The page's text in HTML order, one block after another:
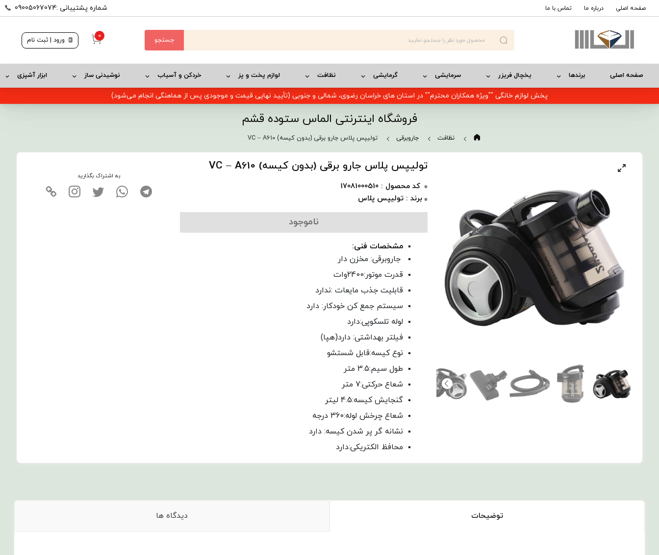
صفحه اصلی درباره ما تماس با ما شماره پشتیبانی :09005067074
جستجو 0 ورود | ثبت نام
صفحه اصلی برندها یخچال فریزر سرمایشی گرمایشی نظافت لوازم پخت و پز خردکن و آسیاب نوشیدنی ساز ابزار آشپزی
پخش لوازم خانگی ""ویژه همکاران محترم"" در استان های خراسان رضوی، شمالی و جنوبی (تأیید نهایی قیمت و موجودی پس از هماهنگی انجام می‌شود)
فروشگاه اینترنتی الماس ستوده قشم
نظافت جاروبرقی تولیپس پلاس جارو برقی (بدون کیسه) VC – A610
تولیپس پلاس جارو برقی (بدون کیسه) VC – A610
کد محصول : 17081000510
برند : تولیپس پلاس
ناموجود
مشخصات فنی:
جاروبرقی: مخزن دار
قدرت موتور:2400وات
قابلیت جذب مایعات :ندارد
سیستم جمع کن خودکار: دارد
لوله تلسکوپی:دارد
فیلتر بهداشتی: دارد(هپا)
نوع کیسه:قابل شستشو
طول سیم:3.5 متر
شعاع حرکتی:7 متر
گنجایش کیسه:4.5 لیتر
شعاع چرخش لوله:360 درجه
نشانه گر پر شدن کیسه: دارد
محافظ الکتریکی:دارد
به اشتراک بگذارید
توضیحات دیدگاه ها